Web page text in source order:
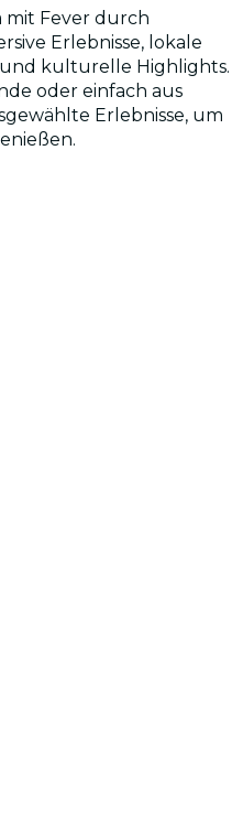
mit Fever durch
Erlebnisse, lokale
kulturelle Highlights.
oder einfach aus
Erlebnisse, um